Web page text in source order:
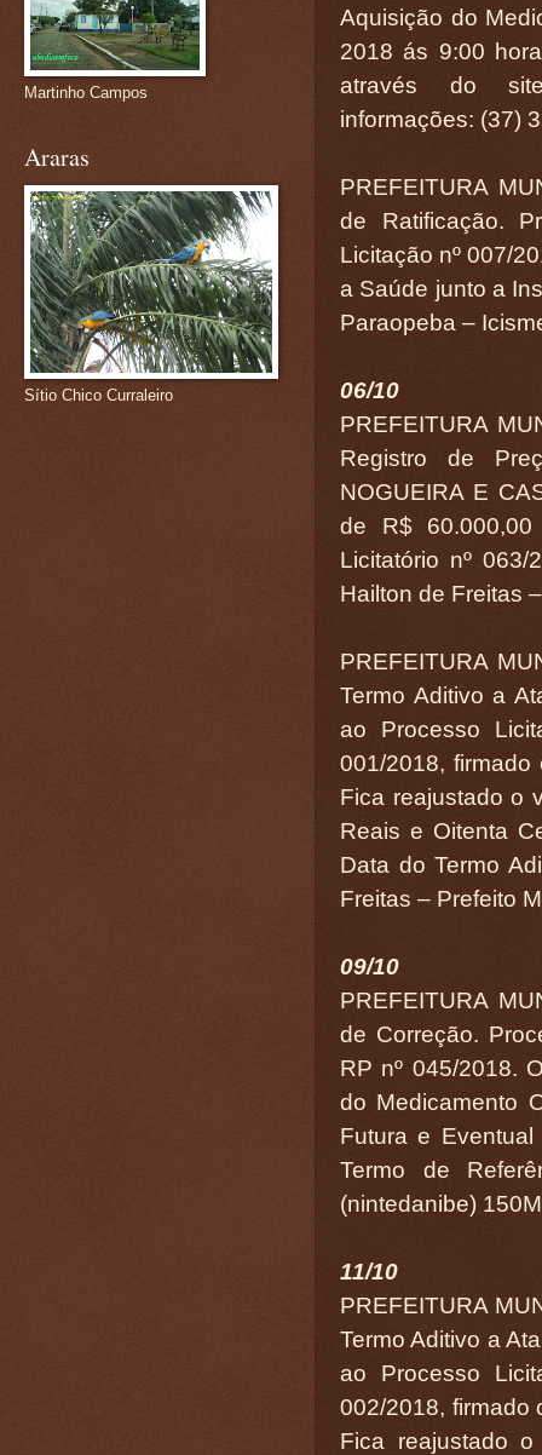
Aquisição do
2018 ás 9:00
através do site:
informações: (37)
PREFEITURA
de Ratificação.
Licitação nº 007/
a Saúde junto a
Paraopeba –
06/10
PREFEITURA
Registro de
NOGUEIRA E
de R$ 60.000,00
Licitatório nº
Hailton de Freitas
PREFEITURA
Termo Aditivo a
ao Processo
001/2018,
Fica reajustado o
Reais e Oitenta
Data do Termo
Freitas – Prefeito
09/10
PREFEITURA
de Correção.
RP nº 045/2018.
do Medicamento
Futura e
Termo de
(nintedanibe)
11/10
PREFEITURA
Termo Aditivo a
ao Processo
002/2018, firmado
Fica reajustado
Martinho Campos
Araras
Sítio Chico Curraleiro